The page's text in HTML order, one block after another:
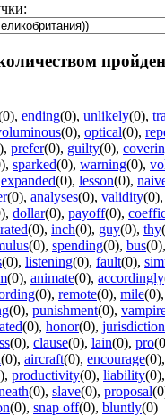
, ending(0), unlikely(0),
(0), optical(0),
, prefer(0), guilty(0),
, sparked(0), warning(0),
expanded(0), lesson(0),
(0), analyses(0), validity(0),
, dollar(0), payoff(0),
(0), inch(0), guy(0), thy
(0), spending(0), bus(0),
(0), listening(0), fault(0),
(0), animate(0), accordingly
(0), remote(0), mile(0),
(0), punishment(0),
(0), honor(0), jurisdiction
(0), clause(0), lain(0), pro
(0), aircraft(0), encourage(0),
, productivity(0), liability(0),
(0), slave(0), proposal
(0), snap off(0), bluntly(0)